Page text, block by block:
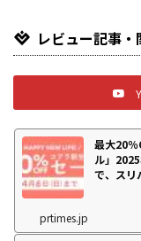
レビュー記事・
最大20％
ル」
で、スリ
prtimes.jp